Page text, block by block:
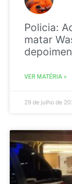
Policia:
matar
VER MATÉRIA »
29 de julho de